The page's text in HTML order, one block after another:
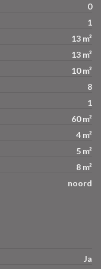
0
1
13 m²
13 m²
10 m²
8
1
60 m²
4 m²
5 m²
8 m²
noord
Ja